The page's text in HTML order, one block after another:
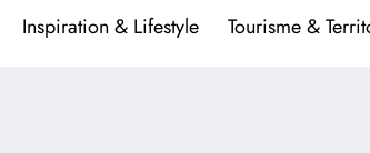
Inspiration & Lifestyle Tourisme &